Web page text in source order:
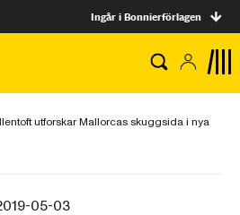
Ingår i Bonnierförlagen
utforskar Mallorcas skuggsida i nya
05-03